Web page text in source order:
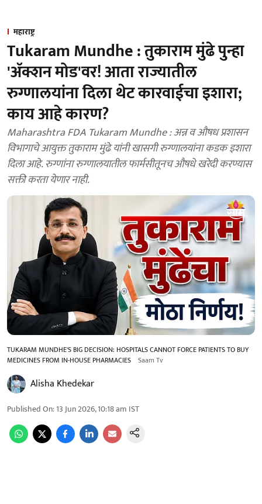
महाराष्ट्र
Tukaram Mundhe : तुकाराम मुंढे पुन्हा
'ॲक्शन मोड'वर! आता राज्यातील
रुग्णालयांना दिला थेट कारवाईचा इशारा;
काय आहे कारण?
Maharashtra FDA Tukaram Mundhe : अन्न व औषध प्रशासन
विभागाचे आयुक्त तुकाराम मुंढे यांनी खासगी रुग्णालयांना कडक इशारा
दिला आहे. रुग्णांना रुग्णालयातील फार्मसीतूनच औषधे खरेदी करण्यास
सक्ती करता येणार नाही.
TUKARAM MUNDHE'S BIG DECISION: HOSPITALS CANNOT FORCE PATIENTS TO BUY
MEDICINES FROM IN-HOUSE PHARMACIES Saam Tv
Alisha Khedekar
Published On:13 Jun 2026, 10:18 am IST